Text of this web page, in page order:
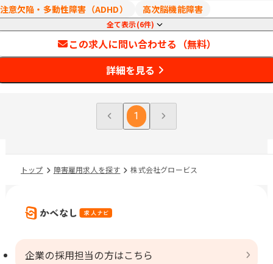
注意欠陥・多動性障害（ADHD）
高次脳機能障害
全て表示(6件)
この求人に問い合わせる（無料）
詳細を見る
1
トップ 障害雇用求人を探す 株式会社グロービス
企業の採用担当の方はこちら